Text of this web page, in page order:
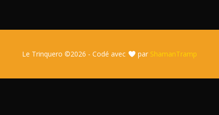
Le Trinquero ©2026 - Codé avec par ShamanTramp